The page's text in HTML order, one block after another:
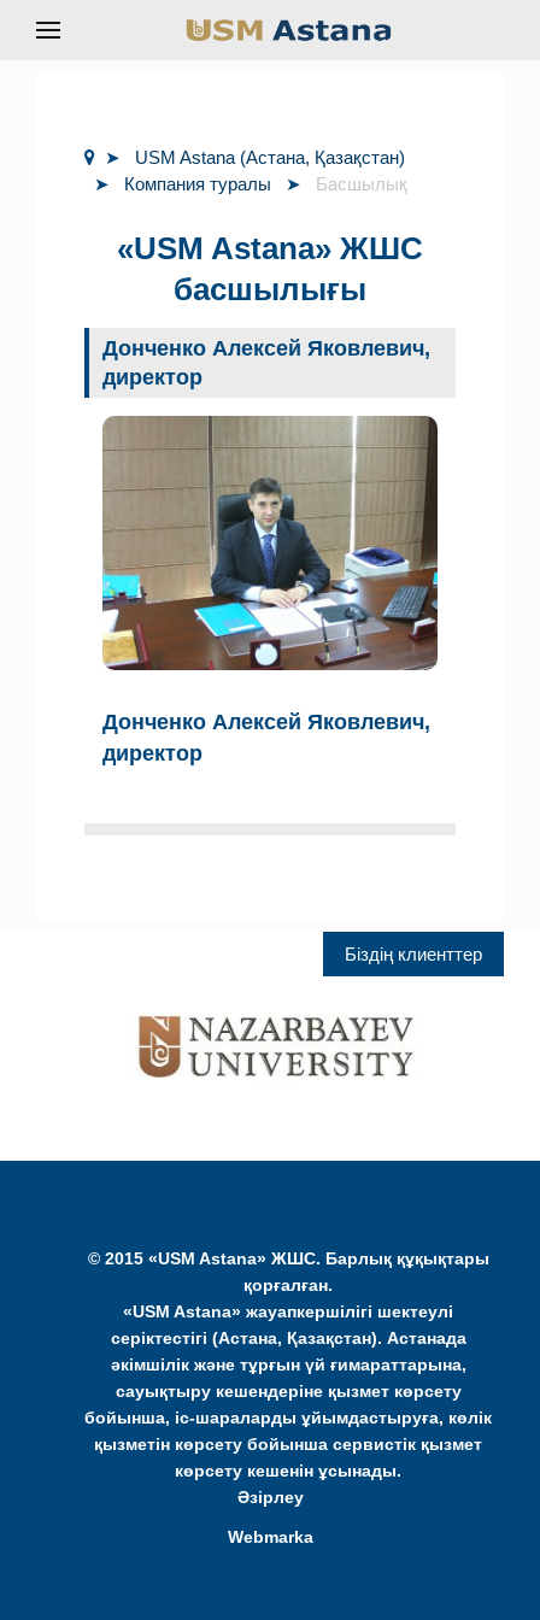
USM Astana (Астана, Қазақстан)
Компания туралы
Басшылық
«USM Astana» ЖШС
басшылығы
Донченко Алексей Яковлевич,
директор
Донченко Алексей Яковлевич,
директор
Біздің клиенттер
© 2015 «USM Astana» ЖШС. Барлық құқықтары
қорғалған.
«USM Astana» жауапкершілігі шектеулі
серіктестігі (Астана, Қазақстан). Астанада
әкімшілік және тұрғын үй ғимараттарына,
сауықтыру кешендеріне қызмет көрсету
бойынша, іс-шараларды ұйымдастыруға, көлік
қызметін көрсету бойынша сервистік қызмет
көрсету кешенін ұсынады.
Әзірлеу
Webmarka